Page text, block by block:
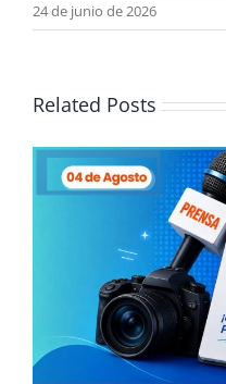
24 de junio de 2026
Related Posts